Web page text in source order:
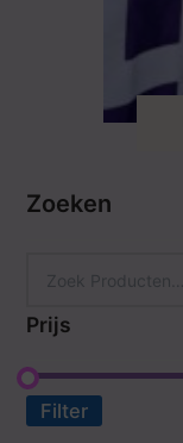
Zoeken
Prijs
Filter